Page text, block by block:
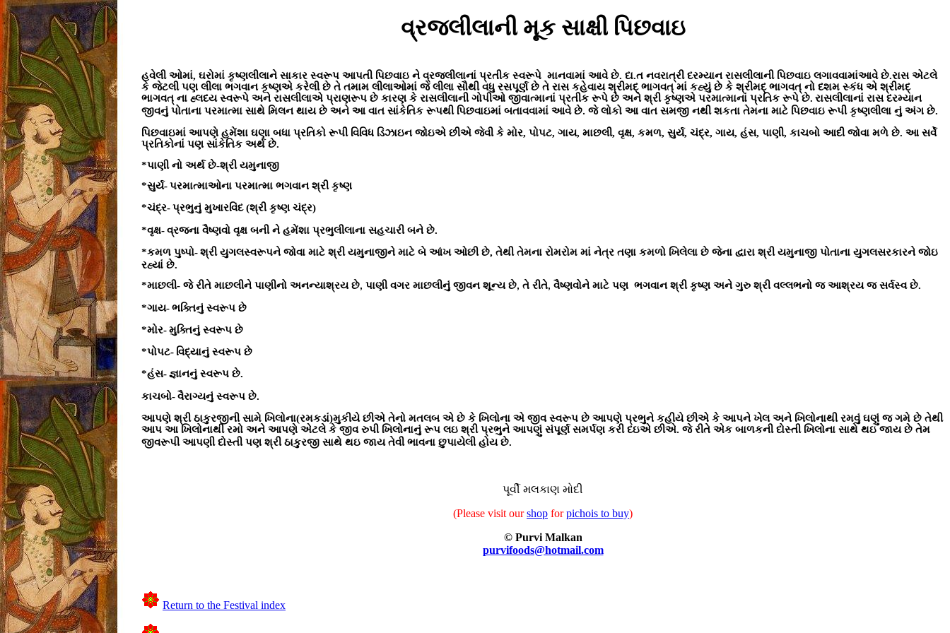
વ્રજલીલાની મૂક સાક્ષી પિછવાઇ
હવેલી ઓમાં, ઘરોમાં કૃષ્ણલીલાને સાકાર સ્વરૂપ આપતી પિછવાઇ ને વ્રજલીલાનાં પ્રતીક સ્વરૂપે માનવામાં આવે છે. દા.ત નવરાત્રી દરમ્યાન રાસલીલાની પિછવાઇ લગાવવામાંઆવે છે.રાસ એટલે
કે જેટલી પણ લીલા ભગવાન કૃષ્ણએ કરેલી છે તે તમામ લીલાઓમાં જે લીલા સૌથી વધુ રસપૂર્ણ છે તે રાસ કહેવાય શ્રીમદ્ ભાગવત્ માં કહ્યું છે કે શ્રીમદ્ ભાગવત્ નો દશમ સ્કંધ એ શ્રીમદ્
ભાગવત્ ના હ્લદય સ્વરૂપે અને રાસલીલાએ પ્રાણરૂપ છે કારણ કે રાસલીલાની ગોપીઓ જીવાત્માનાં પ્રતીક રૂપે છે અને શ્રી કૃષ્ણએ પરમાત્માનાં પ્રતિક રૂપે છે. રાસલીલાનાં રાસ દરમ્યાન
જીવનું પોતાના પરમાત્મા સાથે મિલન થાય છે અને આ વાત સાંકેતિક રૂપથી પિછવાઇમાં બતાવવામાં આવે છે. જે લોકો આ વાત સમજી નથી શકતા તેમના માટે પિછવાઇ રૂપી કૃષ્ણલીલા નું અંગ છે.
પિછવાઇમાં આપણે હમેંશા ઘણા બધા પ્રતિકો રૂપી વિવિધ ડિઝાઇન જોઇએ છીએ જેવી કે મોર, પોપટ, ગાય, માછલી, વૃક્ષ, કમળ, સુર્ય, ચંદ્ર, ગાય, હંસ, પાણી, કાચબો આદી જોવા મળે છે. આ સર્વે
પ્રતિકોનાં પણ સાંકેતિક અર્થ છે.
*પાણી નો અર્થ છે-શ્રી યમુનાજી
*સુર્ય-પરમાત્માઓના પરમાત્મા ભગવાન શ્રી કૃષ્ણ
*ચંદ્ર-પ્રભુનું મુખારવિંદ (શ્રી કૃષ્ણ ચંદ્ર)
*વૃક્ષ-વ્રજના વૈષ્ણવો વૃક્ષ બની ને હમેંશા પ્રભુલીલાના સહચારી બને છે.
*કમળ પુષ્પો-શ્રી યુગલસ્વરૂપને જોવા માટે શ્રી યમુનાજીને માટે બે આંખ ઓછી છે, તેથી તેમના રોમરોમ માં નેત્ર તણા કમળો ખિલેલા છે જેના દ્વારા શ્રી યમુનાજી પોતાના યુગલસરકારને જોઇ
રહ્યાં છે.
*માછલી- જે રીતે માછલીને પાણીનો અનન્યાશ્રય છે, પાણી વગર માછલીનું જીવન શૂન્ય છે, તે રીતે, વૈષ્ણવોને માટે પણ ભગવાન શ્રી કૃષ્ણ અને ગુરુ શ્રી વલ્લભનો જ આશ્રય જ સર્વસ્વ છે.
*ગાય-ભક્તિનું સ્વરૂપ છે
*મોર-મુક્તિનું સ્વરૂપ છે
*પોપટ- વિદ્યાનું સ્વરૂપ છે
*હંસ-જ્ઞાનનું સ્વરૂપ છે.
કાચબો-વૈરાગ્યનું સ્વરૂપ છે.
આપણે શ્રી ઠાકુરજીની સામે ખિલોના(રમકડાં)મુકીયે છીએ તેનો મતલબ એ છે કે ખિલોના એ જીવ સ્વરૂપ છે આપણે પ્રભુને કહીયે છીએ કે આપને ખેલ અને ખિલોનાથી રમવું ઘણું જ ગમે છે તેથી
આપ આ ખિલોનાથી રમો અને આપણે એટલે કે જીવ રુપી ખિલોનાનું રૂપ લઇ શ્રી પ્રભુને આપણું સંપૂર્ણ સમર્પણ કરી દઇએ છીએ. જે રીતે એક બાળકની દોસ્તી ખિલોના સાથે થઇ જાય છે તેમ
જીવરૂપી આપણી દોસ્તી પણ શ્રી ઠાકુરજી સાથે થઇ જાય તેવી ભાવના છુપાયેલી હોય છે.
પૂર્વી મલકાણ મોદી
(Please visit ourshop forpichois to buy)
© Purvi Malkan
purvifoods@hotmail.com
Return to the Festival index